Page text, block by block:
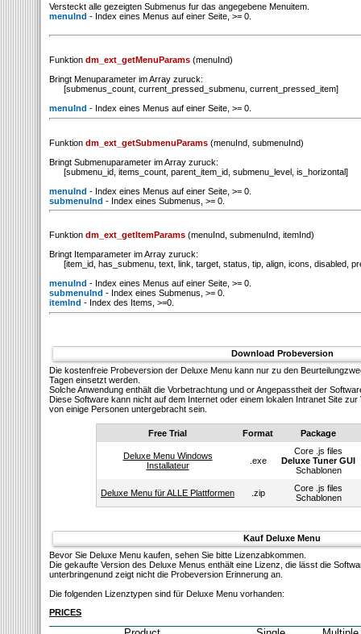
Versteckt alle gezeigten Submenus fur das angegebene Menuitem.
menuInd - Index eines Menus auf einer Seite, >= 0.
Funktion dm_ext_getMenuParams (menuInd)
Bringt Menuparameter im Array zuruck:
[submenus_count, current_pressed_submenu, current_pressed_item]
menuInd - Index eines Menus auf einer Seite, >= 0.
Funktion dm_ext_getSubmenuParams (menuInd, submenuInd)
Bringt Submenuparameter im Array zuruck:
[submenu_id, items_count, parent_item_id, submenu_level, is_horizontal]
menuInd - Index eines Menus auf einer Seite, >= 0.
submenuInd - Index eines Submenus, >= 0.
Funktion dm_ext_getItemParams (menuInd, submenuInd, itemInd)
Bringt Itemparameter im Array zuruck:
[item_id, has_submenu, text, link, target, status, tip, align, icons, disabled,
menuInd - Index eines Menus auf einer Seite, >= 0.
submenuInd - Index eines Submenus, >= 0.
itemInd - Index des Items, >=0.
Download Probeversion
Die kostenfreie Probeversion der Deluxe Menu kann nur zu den
Tagen einsetzt werden.
Solсhe Anwendung enthält die Vorbetrachtung und or Angepasstheit der
Diese Software kann nicht auf dem Internet oder einem lokalen Intranet Site
von einige Personen untergebracht sein.
Free Trial Format Package
Deluxe Menu Windows
Installateur
.exe
Core .js files
Deluxe Tuner GUI
Schablonen
Deluxe Menu für ALLE Plattformen .zip
Core .js files
Schablonen
Kauf Deluxe Menu
Bevor Sie Deluxe Menu kaufen, sehen Sie bitte Lizenzabkommen.
Die gekaufte Version des Deluxe Menus enthält eine Lizenz, die lässt die
unterbringenund zeigt nicht die Probeversion Erinnerung an.
Die folgenden Lizenztypen sind für Deluxe Menu vorhanden:
PRICES